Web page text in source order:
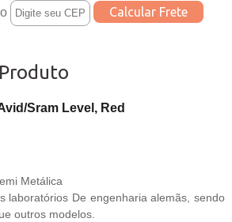
Sram Level, Red
Metálica
laboratórios De engenharia alemãs, sendo
outros modelos.